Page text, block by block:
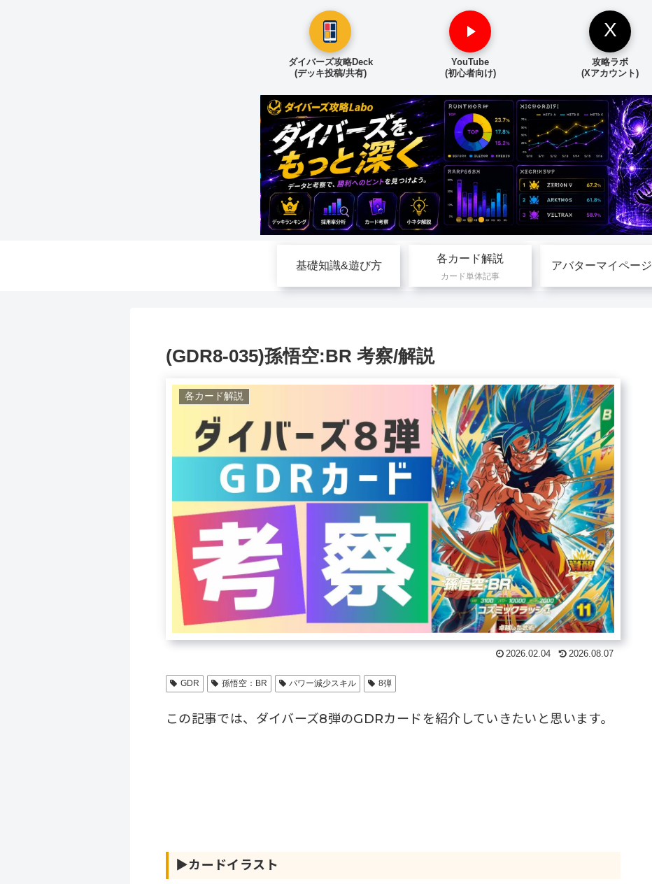
ダイバーズ攻略Deck
(デッキ投稿/共有)
YouTube
(初心者向け)
X
攻略ラボ
(Xアカウント)
基礎知識&遊び方
各カード解説
カード単体記事
アバターマイページ
(GDR8-035)孫悟空:BR 考察/解説
各カード解説
2026.02.04 2026.08.07
GDR 孫悟空：BR パワー減少スキル 8弾
この記事では、ダイバーズ8弾のGDRカードを紹介していきたいと思います。
▶︎カードイラスト